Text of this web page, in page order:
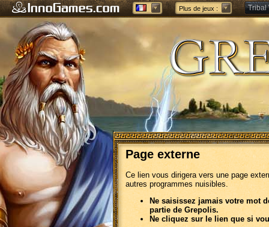
Plus de jeux : Tribal
Page externe
Ce lien vous dirigera vers une page
autres programmes nuisibles.
Ne saisissez jamais votre mot
partie de Grepolis.
Ne cliquez sur le lien que si